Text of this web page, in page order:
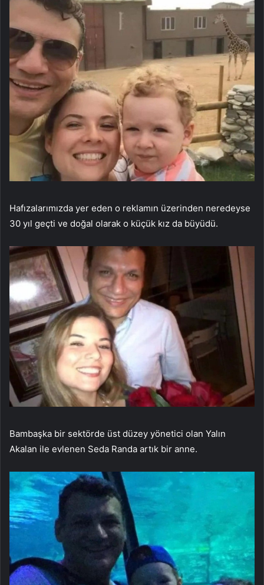
Hafızalarımızda yer eden o reklamın üzerinden neredeyse
30 yıl geçti ve doğal olarak o küçük kız da büyüdü.
Bambaşka bir sektörde üst düzey yönetici olan Yalın
Akalan ile evlenen Seda Randa artık bir anne.